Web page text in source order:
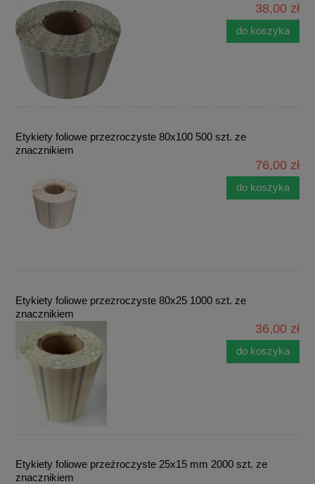
38,00 zł
do koszyka
Etykiety foliowe przezroczyste 80x100 500 szt. ze
znacznikiem
76,00 zł
do koszyka
Etykiety foliowe przezroczyste 80x25 1000 szt. ze
znacznikiem
36,00 zł
do koszyka
Etykiety foliowe przeźroczyste 25x15 mm 2000 szt. ze
znacznikiem